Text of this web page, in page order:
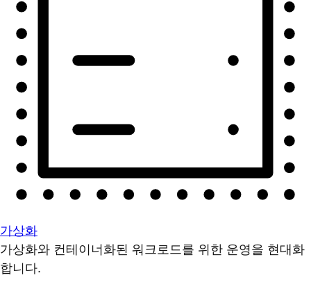
가상화
가상화와 컨테이너화된 워크로드를 위한 운영을 현대화
합니다.